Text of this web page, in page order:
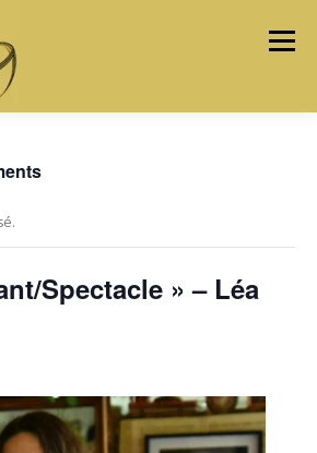
Menu
Spectacle » – Léa